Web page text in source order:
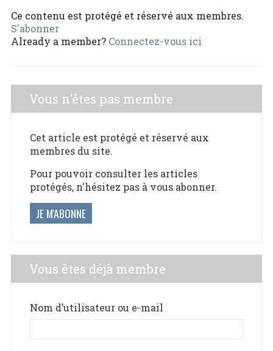
Ce contenu est protégé et réservé aux membres.
S'abonner
Already a member? Connectez-vous ici
Vous n'êtes pas membre
Cet article est protégé et réservé aux
membres du site.
Pour pouvoir consulter les articles
protégés, n'hésitez pas à vous abonner.
JE M'ABONNE
Vous êtes déjà membre
Nom d’utilisateur ou e-mail